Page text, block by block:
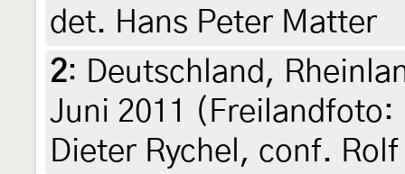
det. Hans Peter Matter
2: Deutschland,
Juni 2011
Dieter Rychel, conf.